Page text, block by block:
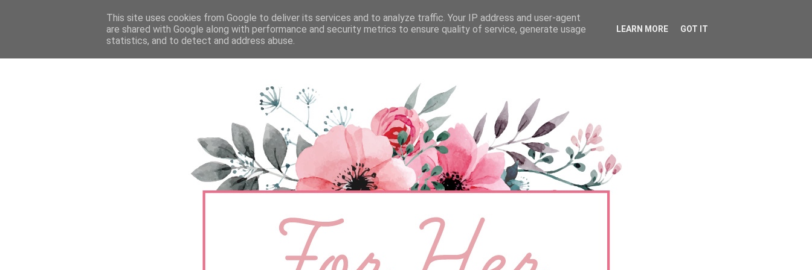
TERMÉKTESZTEK BŐRÁPOLÁS ÉLETMÓD BABA SZEMÉLYES VIDEÓ
This site uses cookies from Google to deliver its services and to analyze traffic. Your IP address and user-agent
are shared with Google along with performance and security metrics to ensure quality of service, generate usage
statistics, and to detect and address abuse.
LEARN MORE GOT IT